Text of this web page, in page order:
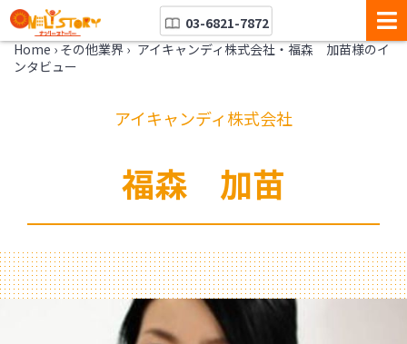
03-6821-7872
Home › その他業界 › アイキャンディ株式会社・福森 加苗様のイ
ンタビュー
アイキャンディ株式会社
福森 加苗